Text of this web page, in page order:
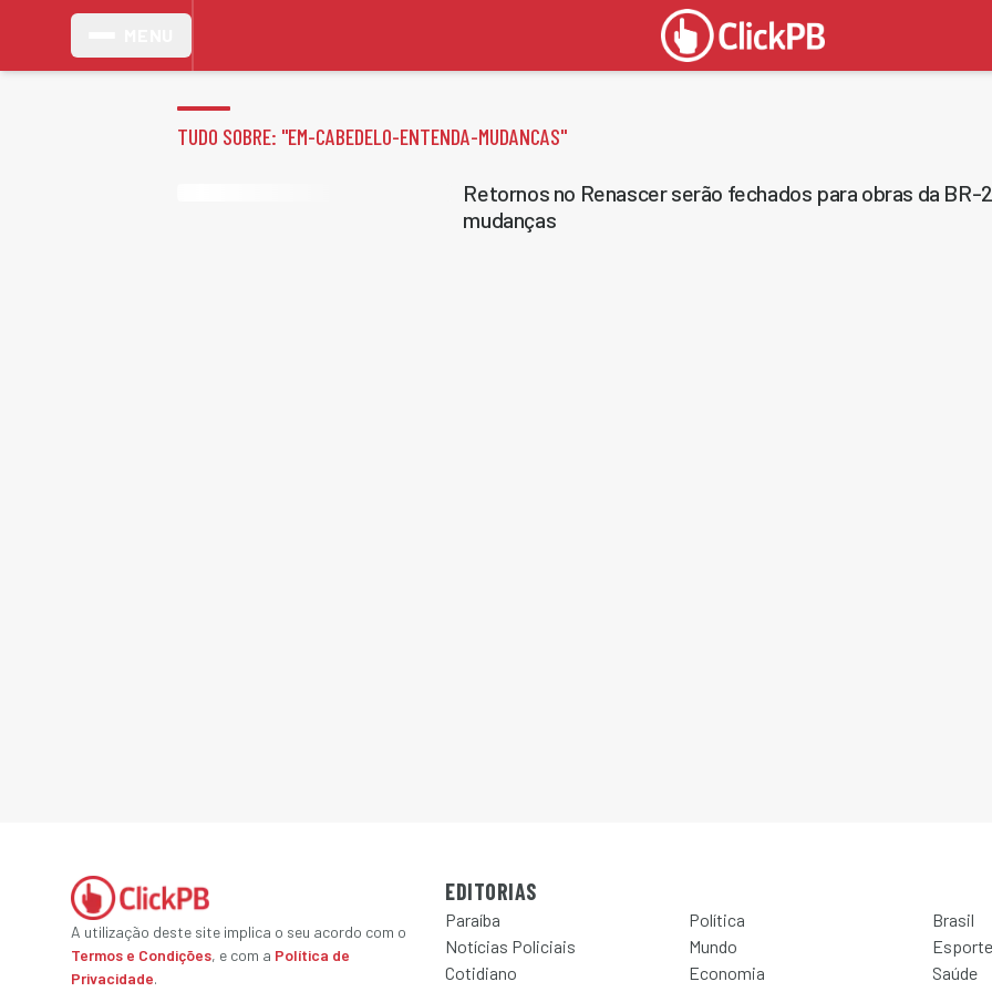
TUDO SOBRE: "EM-CABEDELO-ENTENDA-MUDANCAS"
Retornos no Renascer serão fechados para obras da BR-
mudanças
A utilização deste site implica o seu acordo com o
Termos e Condições, e com a Política de
Privacidade.
EDITORIAS
Paraíba Política
Brasil
Notícias Policiais
Mundo
Esporte
Cotidiano
Economia
Saúde